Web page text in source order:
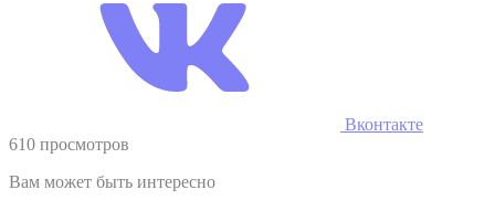
Вконтакте
610 просмотров
Вам может быть интересно